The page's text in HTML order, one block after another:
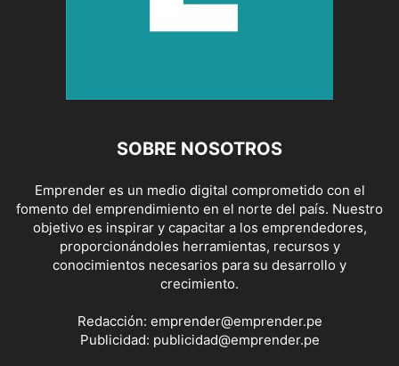
SOBRE NOSOTROS
Emprender es un medio digital comprometido con el
fomento del emprendimiento en el norte del país. Nuestro
objetivo es inspirar y capacitar a los emprendedores,
proporcionándoles herramientas, recursos y
conocimientos necesarios para su desarrollo y
crecimiento.
Redacción: emprender@emprender.pe
Publicidad: publicidad@emprender.pe